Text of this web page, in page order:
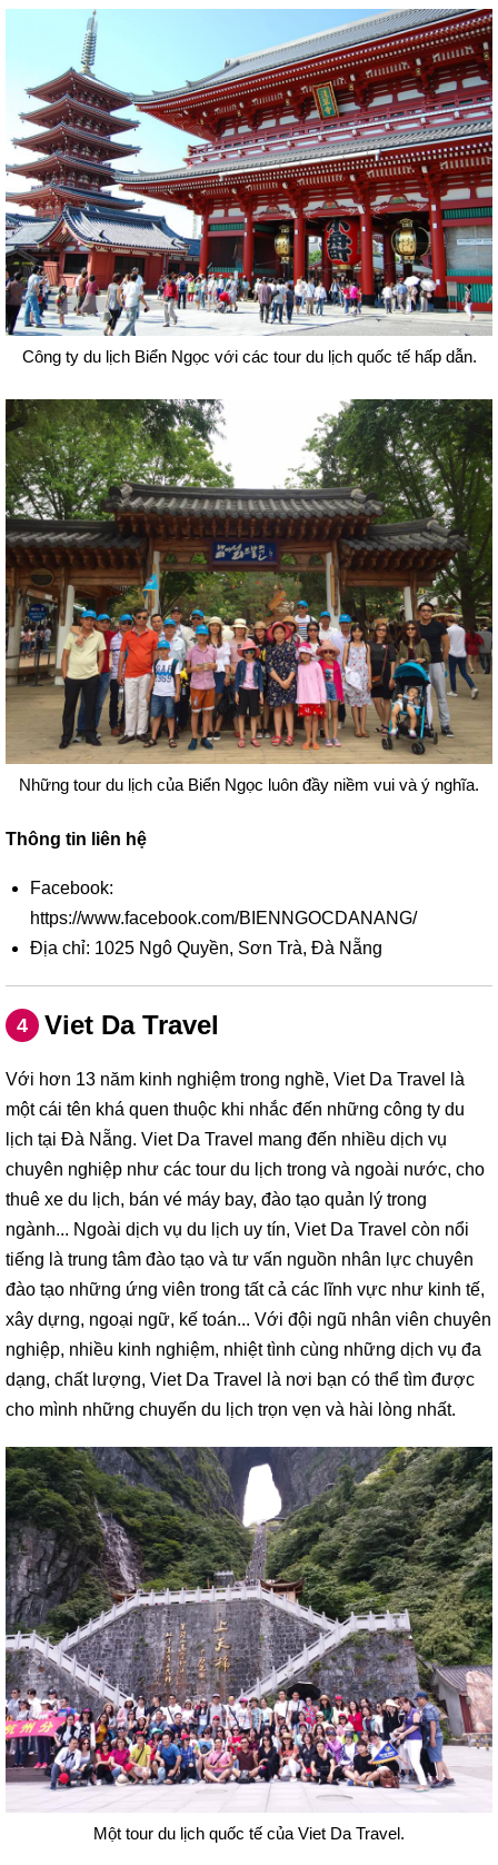
Công ty du lịch Biển Ngọc với các tour du lịch quốc tế hấp dẫn.
Những tour du lịch của Biển Ngọc luôn đầy niềm vui và ý nghĩa.
Thông tin liên hệ
Facebook:
https://www.facebook.com/BIENNGOCDANANG/
Địa chỉ: 1025 Ngô Quyền, Sơn Trà, Đà Nẵng
4 Viet Da Travel
Với hơn 13 năm kinh nghiệm trong nghề, Viet Da Travel là
một cái tên khá quen thuộc khi nhắc đến những công ty du
lịch tại Đà Nẵng. Viet Da Travel mang đến nhiều dịch vụ
chuyên nghiệp như các tour du lịch trong và ngoài nước, cho
thuê xe du lịch, bán vé máy bay, đào tạo quản lý trong
ngành... Ngoài dịch vụ du lịch uy tín, Viet Da Travel còn nổi
tiếng là trung tâm đào tạo và tư vấn nguồn nhân lực chuyên
đào tạo những ứng viên trong tất cả các lĩnh vực như kinh tế,
xây dựng, ngoại ngữ, kế toán... Với đội ngũ nhân viên chuyên
nghiệp, nhiều kinh nghiệm, nhiệt tình cùng những dịch vụ đa
dạng, chất lượng, Viet Da Travel là nơi bạn có thể tìm được
cho mình những chuyến du lịch trọn vẹn và hài lòng nhất.
Một tour du lịch quốc tế của Viet Da Travel.